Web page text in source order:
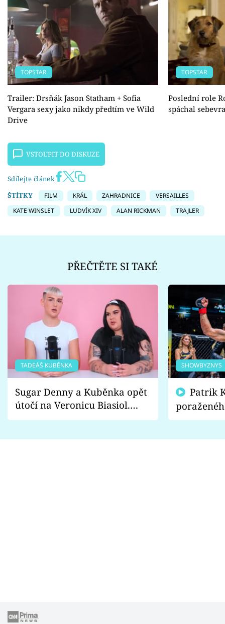
TOPSTAR
Trailer: Drsňák Jason Statham + Sofia
Vergara sexy jako nikdy předtím ve Wild
Drive
TOPSTAR
Poslední role
spáchal
VSTOUPIT DO DISKUZE
Sdílejte článek
ŠTÍTKY
FILM KRÁL ZAHRADNICE
VERSAILLES
KATE WINSLET
LUDVÍK XIV ALAN RICKMAN TRAJLER
PŘEČTĚTE SI TAKÉ
TADEÁŠ KUBĚNKA
Sugar Denny a Kuběnka opět
útočí na Veronicu Biasiol.
Proč je podle nich falešná a
SHOWBYZNYS
fanoušci